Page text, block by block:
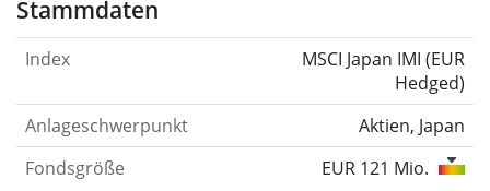
Stammdaten
Index
MSCI Japan IMI (EUR
Hedged)
Anlageschwerpunkt
Aktien, Japan
Fondsgröße
EUR 121 Mio.